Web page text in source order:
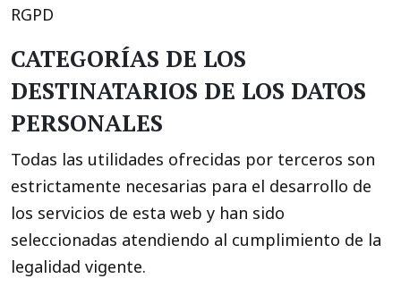
RGPD
CATEGORÍAS DE LOS
DESTINATARIOS DE LOS DATOS
PERSONALES
Todas las utilidades ofrecidas por terceros son
estrictamente necesarias para el desarrollo de
los servicios de esta web y han sido
seleccionadas atendiendo al cumplimiento de la
legalidad vigente.